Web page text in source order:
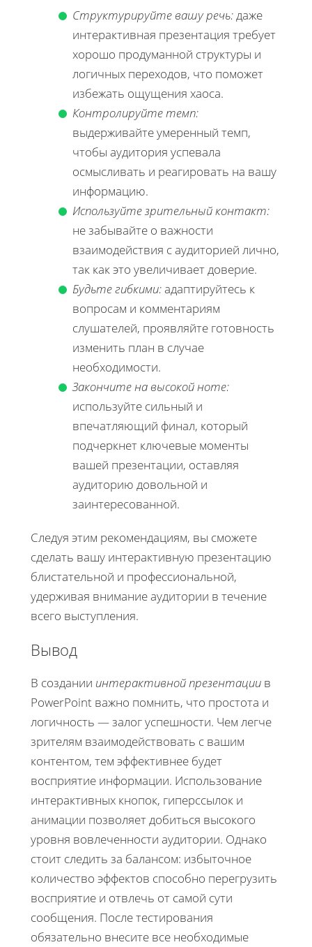
Структурируйте вашу речь:даже
интерактивная презентация требует
хорошо продуманной структуры и
логичных переходов, что поможет
избежать ощущения хаоса.
Контролируйте темп:
выдерживайте умеренный темп,
чтобы аудитория успевала
осмысливать и реагировать на вашу
информацию.
Используйте зрительный контакт:
не забывайте о важности
взаимодействия с аудиторией лично,
так как это увеличивает доверие.
Будьте гибкими:адаптируйтесь к
вопросам и комментариям
слушателей, проявляйте готовность
изменить план в случае
необходимости.
Закончите на высокой ноте:
используйте сильный и
впечатляющий финал, который
подчеркнет ключевые моменты
вашей презентации, оставляя
аудиторию довольной и
заинтересованной.
Следуя этим рекомендациям, вы сможете
сделать вашу интерактивную презентацию
блистательной и профессиональной,
удерживая внимание аудитории в течение
всего выступления.
Вывод
В создании интерактивной презентации в
PowerPoint важно помнить, что простота и
логичность — залог успешности. Чем легче
зрителям взаимодействовать с вашим
контентом, тем эффективнее будет
восприятие информации. Использование
интерактивных кнопок, гиперссылок и
анимации позволяет добиться высокого
уровня вовлеченности аудитории. Однако
стоит следить за балансом: избыточное
количество эффектов способно перегрузить
восприятие и отвлечь от самой сути
сообщения. После тестирования
обязательно внесите все необходимые